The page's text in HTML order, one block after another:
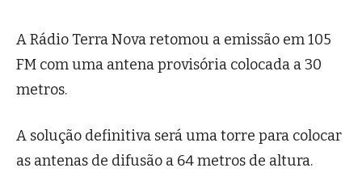
A Rádio Terra Nova retomou a emissão em 105
FM com uma antena provisória colocada a 30
metros.
A solução definitiva será uma torre para colocar
as antenas de difusão a 64 metros de altura.